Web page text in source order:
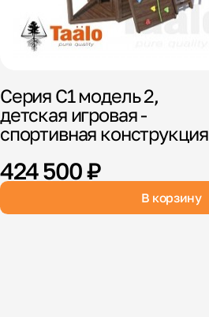
Серия С1 модель 2,
детская игровая -
спортивная конструкция
424 500 ₽
В корзину